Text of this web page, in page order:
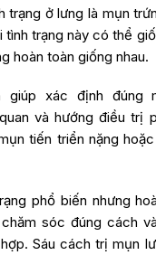
trạng ở lưng là mụn
tình trạng này có thể
hoàn toàn giống nhau.
giúp xác định đúng
và hướng điều trị
tiến triển nặng
phổ biến nhưng
sóc đúng cách
Sáu cách trị mụn